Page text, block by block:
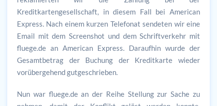
Kreditkartengesellschaft, in diesem Fall bei American
Express. Nach einem kurzen Telefonat sendeten wir eine
Email mit dem Screenshot und dem Schriftverkehr mit
fluege.de an American Express. Daraufhin wurde der
Gesamtbetrag der Buchung der Kreditkarte wieder
vorübergehend gutgeschrieben.
Nun war fluege.de an der Reihe Stellung zur Sache zu